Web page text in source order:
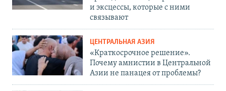
и эксцессы, которые с ними
связывают
ЦЕНТРАЛЬНАЯ АЗИЯ
«Краткосрочное решение».
Почему амнистии в Центральной
Азии не панацея от проблемы?